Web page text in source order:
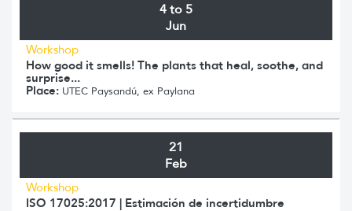
4 to 5
Jun
Workshop
How good it smells! The plants that heal, soothe, and
surprise...
Place: UTEC Paysandú, ex Paylana
21
Feb
Workshop
ISO 17025:2017 | Estimación de incertidumbre